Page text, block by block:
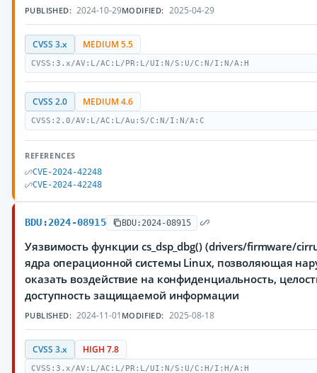
PUBLISHED: 2024-10-29MODIFIED: 2025-04-29
CVSS 3.x MEDIUM 5.5
CVSS:3.x/AV:L/AC:L/PR:L/UI:N/S:U/C:N/I:N/A:H
CVSS 2.0 MEDIUM 4.6
CVSS:2.0/AV:L/AC:L/Au:S/C:N/I:N/A:C
REFERENCES
CVE-2024-42248
CVE-2024-42248
BDU:2024-08915 BDU:2024-08915
Уязвимость функции cs_dsp_dbg() (drivers/firmware/
ядра операционной системы Linux, позволяющая
оказать воздействие на конфиденциальность,
доступность защищаемой информации
PUBLISHED: 2024-11-01 MODIFIED: 2025-08-18
CVSS 3.x HIGH 7.8
CVSS:3.x/AV:L/AC:L/PR:L/UI:N/S:U/C:H/I:H/A:H